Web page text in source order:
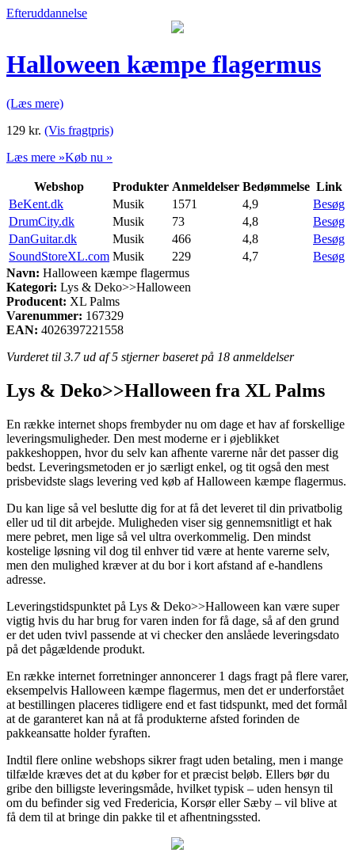
Efteruddannelse
Halloween kæmpe flagermus
(Læs mere)
129 kr. (Vis fragtpris)
Læs mere »Køb nu »
Webshop Produkter Anmeldelser Bedømmelse Link
BeKent.dk
Musik 1571 4,9
Besøg
DrumCity.dk
Musik 73 4,8
Besøg
DanGuitar.dk
Musik 466 4,8
Besøg
SoundStoreXL.com Musik 229 4,7
Besøg
Navn: Halloween kæmpe flagermus
Kategori: Lys & Deko>>Halloween
Producent: XL Palms
Varenummer: 167329
EAN: 4026397221558
Vurderet til 3.7ud af 5 stjerner baseret på 18 anmeldelser
Lys & Deko>>Halloween fra XL Palms
En række internet shops frembyder nu om dage et hav af forskellige
leveringsmuligheder. Den mest moderne er i øjeblikket
pakkeshoppen, hvor du selv kan afhente varerne når det passer dig
bedst. Leveringsmetoden er jo særligt enkel, og tit også den mest
prisbevidste slags levering ved køb af Halloween kæmpe flagermus.
Du kan lige så vel beslutte dig for at få det leveret til din privatbolig
eller ud til dit arbejde. Muligheden viser sig gennemsnitligt et hak
mere pebret, men lige så vel ultra overkommelig. Den mindst
kostelige løsning vil dog til enhver tid være at hente varerne selv,
men den mulighed kræver at du bor i kort afstand af e-handlens
adresse.
Leveringstidspunktet på Lys & Deko>>Halloween kan være super
vigtig hvis du har brug for varen inden for få dage, så af den grund
er det uden tvivl passende at vi checker den anslåede leveringsdato
på det pågældende produkt.
En række internet forretninger annoncerer 1 dags fragt på flere varer,
eksempelvis Halloween kæmpe flagermus, men det er underforstået
at bestillingen placeres tidligere end et fast tidspunkt, med det formål
at de garanteret kan nå at få produkterne afsted forinden de
pakkeansatte holder fyraften.
Indtil flere online webshops sikrer fragt uden betaling, men i mange
tilfælde kræves det at du køber for et præcist beløb. Ellers bør du
gribe den billigste leveringsmåde, hvilket typisk – uden hensyn til
om du befinder sig ved Fredericia, Korsør eller Sæby – vil blive at
få dem til at bringe din pakke til et afhentningssted.